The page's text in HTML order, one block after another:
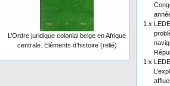
L’Ordre juridique colonial belge en Afrique
centrale. Eléments d’histoire (relié)
1 x
1 x